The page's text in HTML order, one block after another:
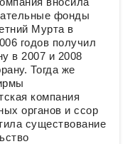
фонды
Мурта в
годов получил
в 2007 и 2008
Тогда же
компания
органов и ссор
существование